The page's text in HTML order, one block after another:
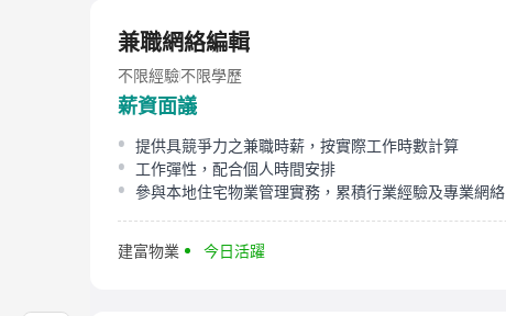
兼職網絡編輯
不限經驗不限學歷
薪資面議
提供具競爭力之兼職時薪，按實際工作時數計算
工作彈性，配合個人時間安排
參與本地住宅物業管理實務，累積行業經驗及專業網絡
建富物業 今日活躍